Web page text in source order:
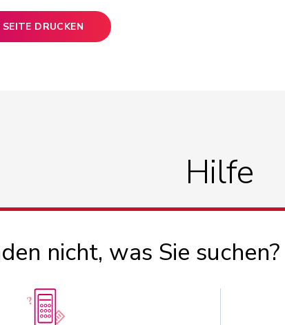
SEITE DRUCKEN
Hilfe
nicht, was Sie